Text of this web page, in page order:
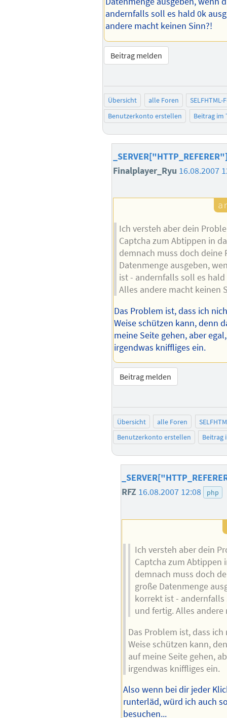
andernfalls soll es hald 0k
andere macht keinen Sinn?!
Beitrag melden
Übersicht alle Foren
SELFHTML-
Benutzerkonto erstellen
Beitrag im
Finalplayer_Ryu 16.08.2007
Ich versteh aber dein
Captcha zum Abtippen in
demnach muss doch deine
Datenmenge ausgeben,
ist - andernfalls soll es
Alles andere macht keinen
Das Problem ist, dass ich
Weise schützen kann, denn
meine Seite gehen, aber
irgendwas kniffliges ein.
Beitrag melden
Übersicht alle Foren
Benutzerkonto erstellen
Beitrag
RFZ 16.08.2007 12:08 php
Ich versteh aber dein
Captcha zum Abtippen
demnach muss doch
große Datenmenge
korrekt ist -
und fertig. Alles
Das Problem ist, dass
Weise schützen kann,
auf meine Seite gehen,
irgendwas kniffliges ein.
Also wenn bei dir jeder
runterläd, würd ich auch
besuchen...